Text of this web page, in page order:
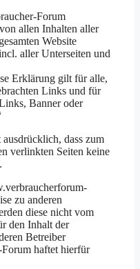
Forum
allen Inhalten aller
Website
aller Unterseiten und
Erklärung gilt für alle,
Links und für
Banner oder
dass zum
verlinkten Seiten keine
zu anderen
diese nicht vom
den Inhalt der
Betreiber
haftet hierfür